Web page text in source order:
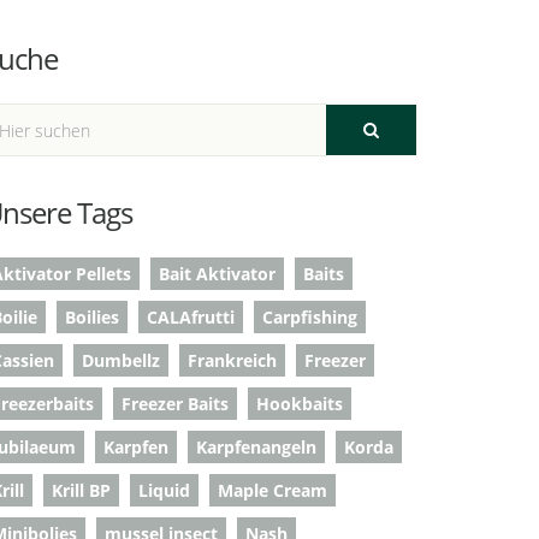
Tags
Pellets Bait Aktivator
Baits
Boilies CALAfrutti
Carpfishing
Dumbellz Frankreich
Freezer
Freezer Baits
Hookbaits
Karpfen Karpfenangeln
Korda
Krill BP Liquid
Maple Cream
mussel insect
Nash